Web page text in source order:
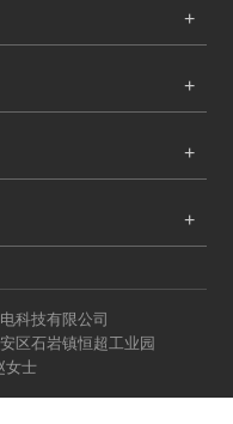
科技有限公司
区石岩镇恒超工业园
女士